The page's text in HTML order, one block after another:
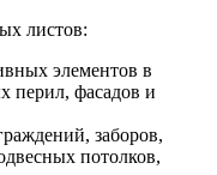
листов:
элементов в
перил, фасадов и
заборов,
потолков,